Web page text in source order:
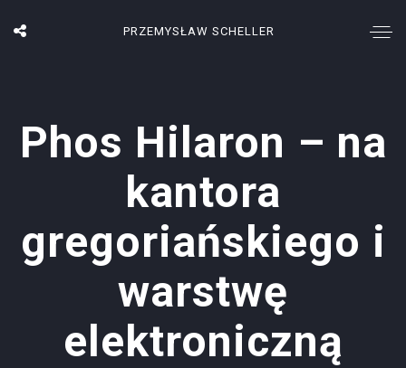
PRZEMYSŁAW SCHELLER
Phos Hilaron – na
kantora
gregoriańskiego i
warstwę
elektroniczną